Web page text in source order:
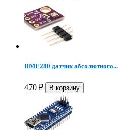
BME280 датчик абсолютного...
470 ₽